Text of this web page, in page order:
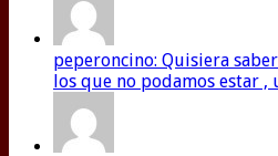
peperoncino: Quisiera
los que no podamos estar ,